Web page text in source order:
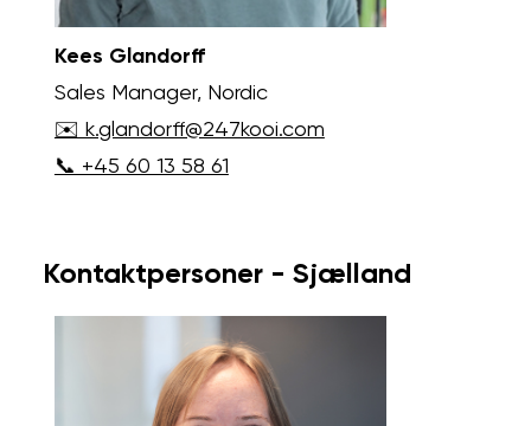
Kees Glandorff
Sales Manager, Nordic
✉️ k.glandorff@247kooi.com
📞 +45 60 13 58 61
Kontaktpersoner - Sjælland